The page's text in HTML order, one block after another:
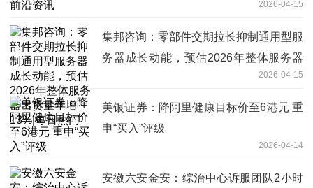
2026-04-15
集邦咨询：零部件交期拉长抑制通用型服
务器成长动能，预估2026年整体服务器
2026-04-15
美银证券：降阿里健康目标价至6港元 重
申“买入”评级
2026-04-14
安徽六安金安：综治中心诉服团队2小时